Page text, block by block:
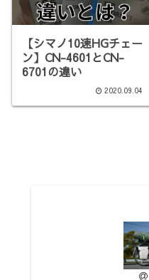
【シマノ10速HGチェー
ン】CN-4601とCN-
6701の違い
2020.09.04